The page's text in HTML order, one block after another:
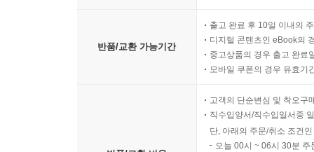
반품/교환 가능기간
출고 완료 후 10일 이내의
디지털 콘텐츠인 eBook의
중고상품의 경우 출고 완료
모바일 쿠폰의 경우 유효기
고객의 단순변심 및 착오구
직수입양서/직수입일서중
단, 아래의 주문/취소 조건
오늘 00시 ~ 06시 30분